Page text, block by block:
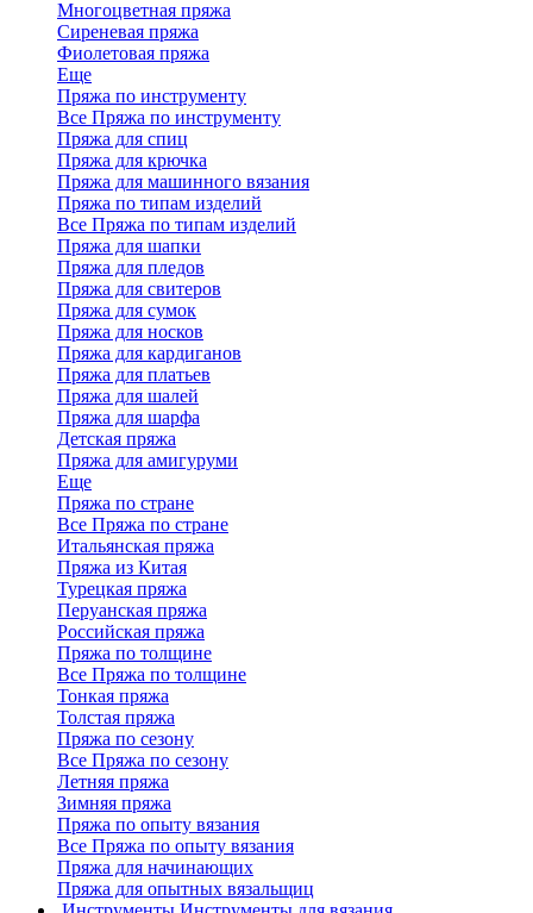
Многоцветная пряжа
Сиреневая пряжа
Фиолетовая пряжа
Еще
Пряжа по инструменту
Все Пряжа по инструменту
Пряжа для спиц
Пряжа для крючка
Пряжа для машинного вязания
Пряжа по типам изделий
Все Пряжа по типам изделий
Пряжа для шапки
Пряжа для пледов
Пряжа для свитеров
Пряжа для сумок
Пряжа для носков
Пряжа для кардиганов
Пряжа для платьев
Пряжа для шалей
Пряжа для шарфа
Детская пряжа
Пряжа для амигуруми
Еще
Пряжа по стране
Все Пряжа по стране
Итальянская пряжа
Пряжа из Китая
Турецкая пряжа
Перуанская пряжа
Российская пряжа
Пряжа по толщине
Все Пряжа по толщине
Тонкая пряжа
Толстая пряжа
Пряжа по сезону
Все Пряжа по сезону
Летняя пряжа
Зимняя пряжа
Пряжа по опыту вязания
Все Пряжа по опыту вязания
Пряжа для начинающих
Пряжа для опытных вязальщиц